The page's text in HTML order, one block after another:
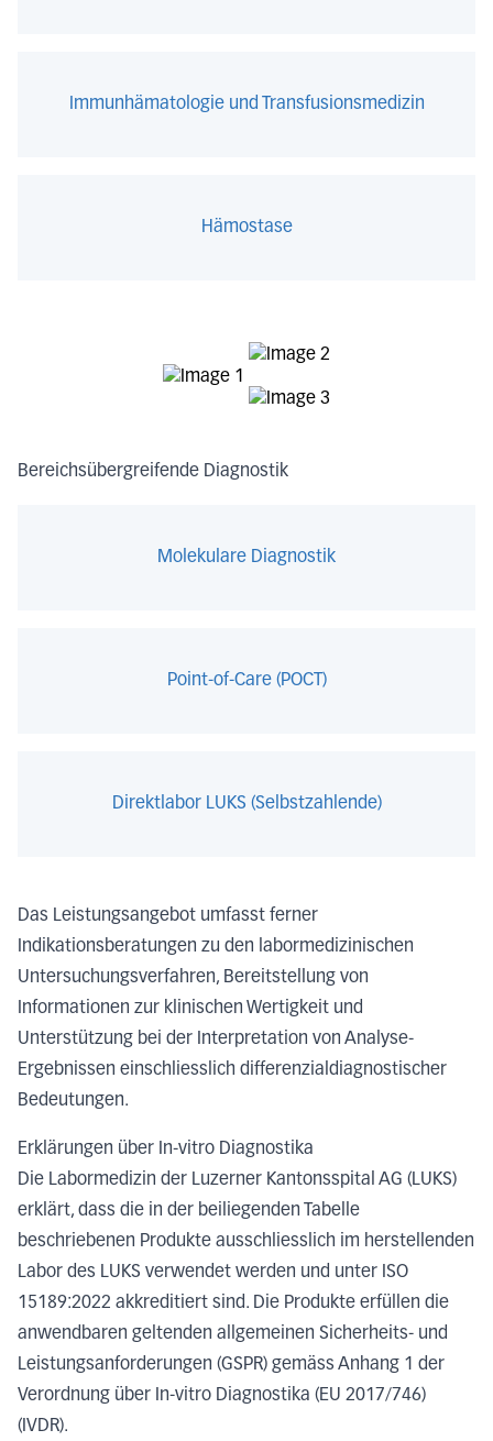
Immunhämatologie und Transfusionsmedizin
Hämostase
Bereichsübergreifende Diagnostik
Molekulare Diagnostik
Point-of-Care (POCT)
Direktlabor LUKS (Selbstzahlende)
Das Leistungsangebot umfasst ferner
Indikationsberatungen zu den labormedizinischen
Untersuchungsverfahren, Bereitstellung von
Informationen zur klinischen Wertigkeit und
Unterstützung bei der Interpretation von Analyse-
Ergebnissen einschliesslich differenzialdiagnostischer
Bedeutungen.
Erklärungen über In-vitro Diagnostika
Die Labormedizin der Luzerner Kantonsspital AG (LUKS)
erklärt, dass die in der beiliegenden Tabelle
beschriebenen Produkte ausschliesslich im herstellenden
Labor des LUKS verwendet werden und unter ISO
15189:2022 akkreditiert sind. Die Produkte erfüllen die
anwendbaren geltenden allgemeinen Sicherheits- und
Leistungsanforderungen (GSPR) gemäss Anhang 1 der
Verordnung über In-vitro Diagnostika (EU 2017/746)
(IVDR).